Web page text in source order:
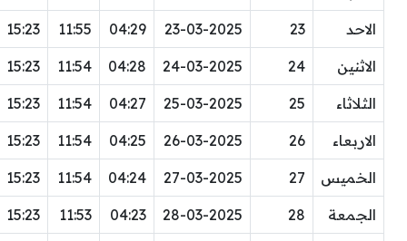
الاحد 23
23-03-2025
04:29
11:55
15:23
الاثنين 24
24-03-2025
04:28
11:54
15:23
الثلاثاء 25
25-03-2025
04:27
11:54
15:23
الاربعاء 26
26-03-2025
04:25
11:54
15:23
الخميس 27
27-03-2025
04:24
11:54
15:23
الجمعة 28
28-03-2025
04:23
11:53
15:23